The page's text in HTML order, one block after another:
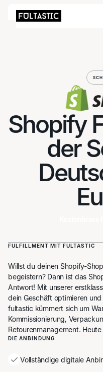
Shopify
der
FULFILLMENT MIT FULTASTIC
Willst du deinen Shopify-
begeistern? Dann ist das
Antwort! Mit unserer
dein Geschäft optimieren
fultastic kümmert sich um
Kommissionierung,
Retourenmanagement.
DIE ANBINDUNG
Vollständige digitale